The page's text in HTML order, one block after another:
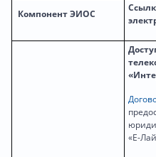
Компонент ЭИОС
«Е-